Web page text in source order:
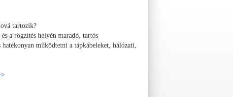
tartozik?
a rögzítés helyén maradó, tartós
működtetni a tápkábeleket, hálózati,